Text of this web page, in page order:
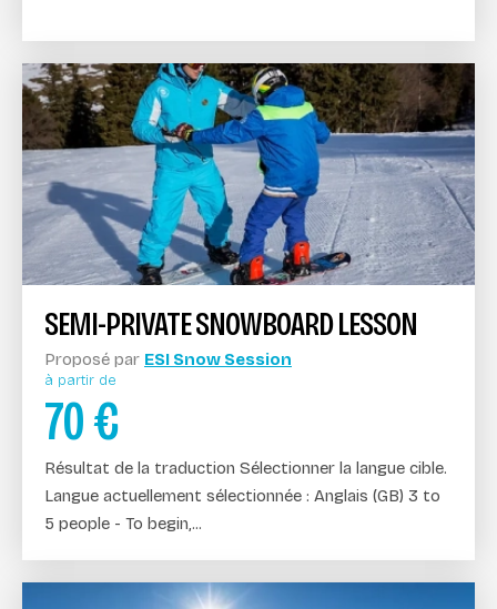
SEMI-PRIVATE SNOWBOARD LESSON
Proposé par ESI Snow Session
à partir de
70€
Résultat de la traduction Sélectionner la langue cible.
Langue actuellement sélectionnée : Anglais (GB) 3 to
5 people - To begin,...